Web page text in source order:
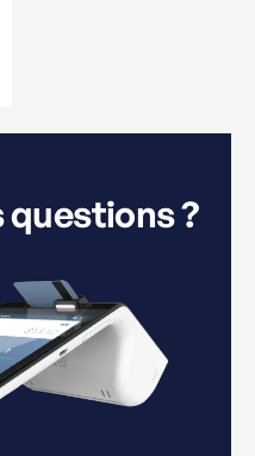
questions ?